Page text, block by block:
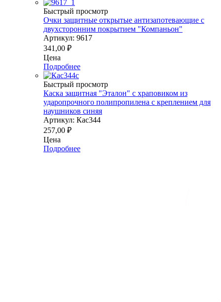
Быстрый просмотр
Очки защитные открытые антизапотевающие с
двухсторонним покрытием "Компаньон"
Артикул: 9617
341,00 ₽
Цена
Подробнее
Быстрый просмотр
Каска защитная "Эталон" с храповиком из
ударопрочного полипропилена с креплением для
наушников синяя
Артикул: Кас344
257,00 ₽
Цена
Подробнее